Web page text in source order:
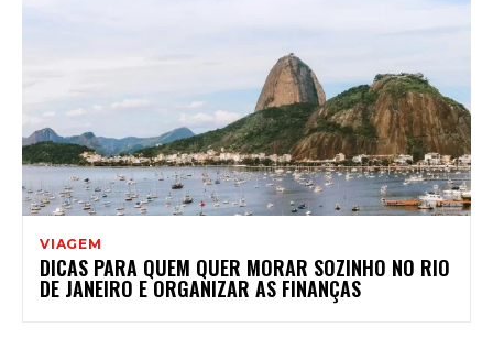
VIAGEM
DICAS PARA QUEM QUER MORAR SOZINHO NO RIO
DE JANEIRO E ORGANIZAR AS FINANÇAS